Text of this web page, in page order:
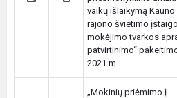
vaikų išlaikymą Kauno
rajono švietimo
mokėjimo tvarkos
patvirtinimo“
2021 m.
„Mokinių priėmimo į